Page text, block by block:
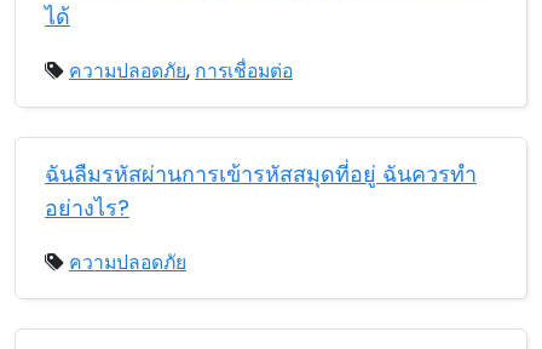
ได้
ความปลอดภัย, การเชื่อมต่อ
ฉันลืมรหัสผ่านการเข้ารหัสสมุดที่อยู่ ฉันควรทำ
อย่างไร?
ความปลอดภัย